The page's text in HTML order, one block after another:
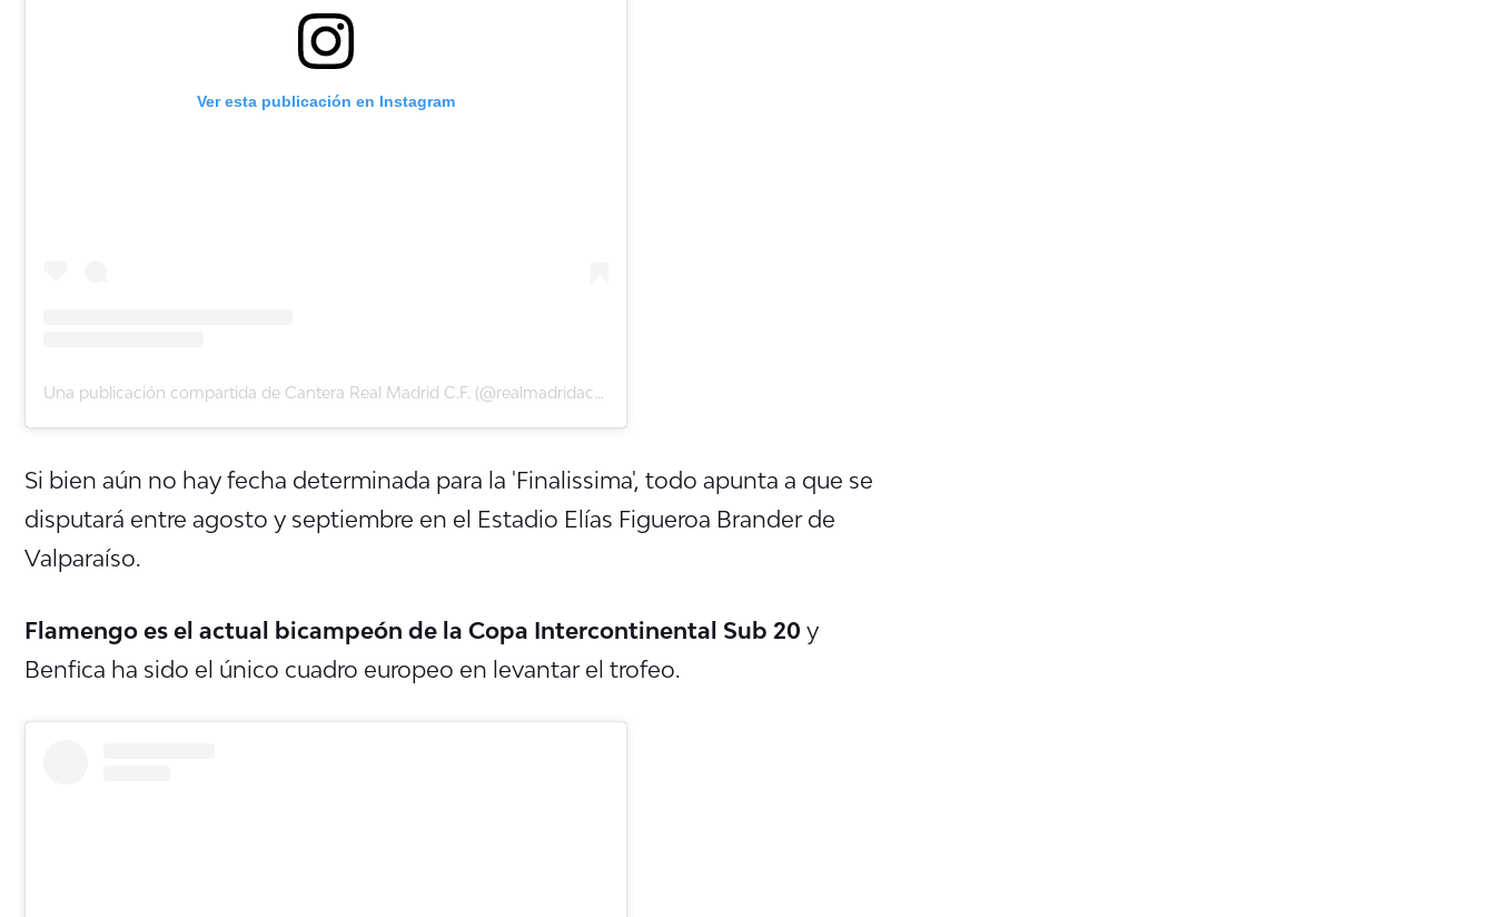
Ver esta publicación en Instagram
Una publicación compartida de Cantera Real Madrid C.F. (@realmadridacademy)
Si bien aún no hay fecha determinada para la 'Finalissima', todo apunta a que se
disputará entre agosto y septiembre en el Estadio Elías Figueroa Brander de
Valparaíso.
Flamengo es el actual bicampeón de la Copa Intercontinental Sub 20 y
Benfica ha sido el único cuadro europeo en levantar el trofeo.